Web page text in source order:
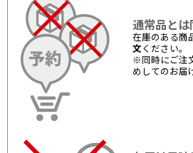
通常品とは
在庫のある商
文 ください。
※同時にご注
めしてのお届